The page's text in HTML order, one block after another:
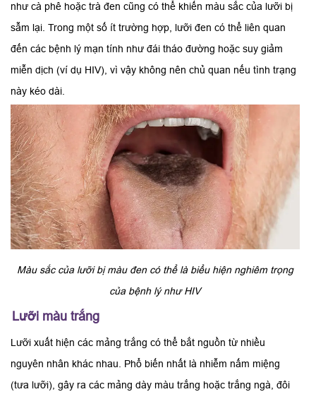
như cà phê hoặc trà đen cũng có thể khiến màu sắc của lưỡi bị
sẫm lại. Trong một số ít trường hợp, lưỡi đen có thể liên quan
đến các bệnh lý mạn tính như đái tháo đường hoặc suy giảm
miễn dịch (ví dụ HIV), vì vậy không nên chủ quan nếu tình trạng
này kéo dài.
Màu sắc của lưỡi bị màu đen có thể là biểu hiện nghiêm trọng
của bệnh lý như HIV
Lưỡi màu trắng
Lưỡi xuất hiện các mảng trắng có thể bắt nguồn từ nhiều
nguyên nhân khác nhau. Phổ biến nhất là nhiễm nấm miệng
(tưa lưỡi), gây ra các mảng dày màu trắng hoặc trắng ngà, đôi